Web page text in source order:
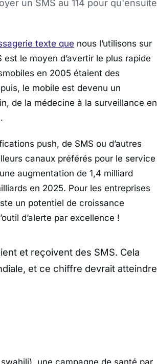
un SMS au 114 pour qu'ensuite
texte que nous l’utilisons sur
le moyen d’avertir le plus rapide
en 2005 étaient des
le mobile est devenu un
de la médecine à la surveillance en
push, de SMS ou d’autres
canaux préférés pour le service
augmentation de 1,4 milliard
en 2025. Pour les entreprises
un potentiel de croissance
d’alerte par excellence !
et reçoivent des SMS. Cela
et ce chiffre devrait atteindre